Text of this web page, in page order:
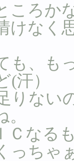
ころか
けなく
も、も
(汗）
りない
Ｃなる
っちゃ